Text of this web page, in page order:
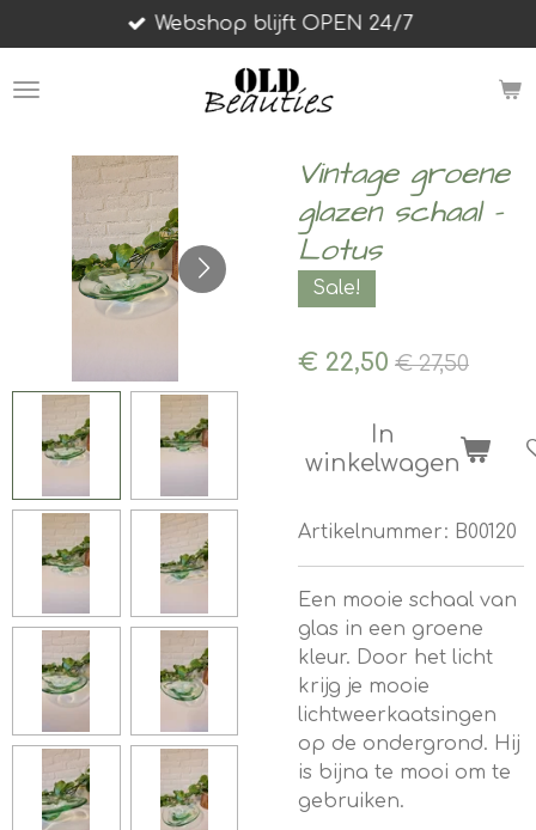
direct
naar
Webshop blijft OPEN 24/7
Vintage groene
glazen schaal -
Lotus
Sale!
€ 22,50 € 27,50
In
winkelwagen
Artikelnummer: B00120
Een mooie schaal van
glas in een groene
kleur. Door het licht
krijg je mooie
lichtweerkaatsingen
op de ondergrond. Hij
is bijna te mooi om te
gebruiken.